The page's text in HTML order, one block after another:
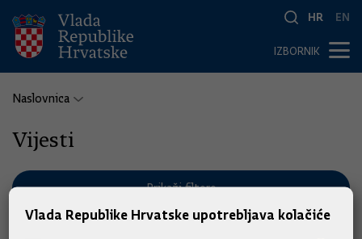
HR EN
IZBORNIK
Naslovnica
Vijesti
Prikaži filtere
Vlada Republike Hrvatske upotrebljava kolačiće